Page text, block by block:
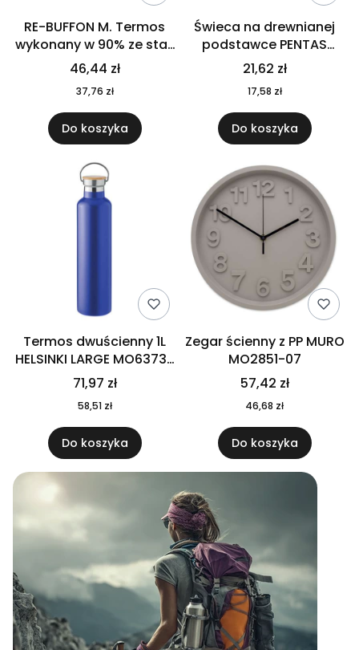
RE-BUFFON M. Termos
wykonany w 90% ze stali
nierdzewnej
pochodzącej z
recyklingu 520 ml 94294
46,44 zł
37,76 zł
Do koszyka
Świeca na drewnianej
podstawce PENTAS
MO6282-40
21,62 zł
17,58 zł
Do koszyka
Termos dwuścienny 1L
HELSINKI LARGE MO6373-
04
71,97 zł
58,51 zł
Do koszyka
Zegar ścienny z PP MURO
MO2851-07
57,42 zł
46,68 zł
Do koszyka